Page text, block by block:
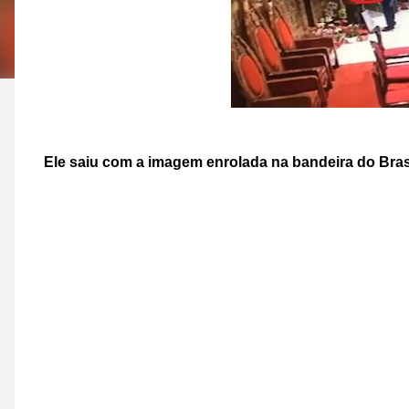
Ele saiu com a imagem enrolada na bandeira do